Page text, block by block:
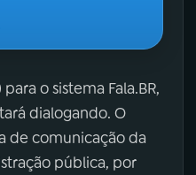
o sistema Fala.BR,
dialogando. O
de comunicação da
pública, por